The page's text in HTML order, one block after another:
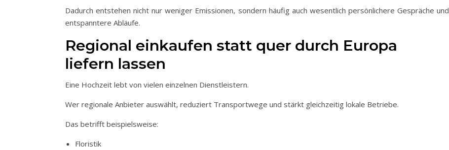
Dadurch entstehen nicht nur weniger Emissionen, sondern häufig auch wesentlich persönlichere Gespräche und
entspanntere Abläufe.
Regional einkaufen statt quer durch Europa
liefern lassen
Eine Hochzeit lebt von vielen einzelnen Dienstleistern.
Wer regionale Anbieter auswählt, reduziert Transportwege und stärkt gleichzeitig lokale Betriebe.
Das betrifft beispielsweise:
Floristik